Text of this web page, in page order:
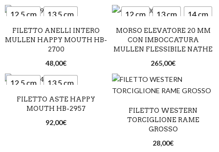
12,5 cm
13,5 cm
14,5 cm
FILETTO ANELLI INTERO
MULLEN HAPPY MOUTH HB-
2700
48,00€
12 cm 13 cm 14 cm
MORSO ELEVATORE 20 MM
CON IMBOCCATURA
MULLEN FLESSIBILE NATHE
265,00€
12,5 cm
13,5 cm
14,5 cm
FILETTO ASTE HAPPY
MOUTH HB-2957
92,00€
FILETTO WESTERN
TORCIGLIONE RAME
GROSSO
28,00€